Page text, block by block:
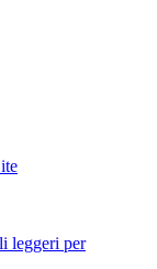
leggeri per